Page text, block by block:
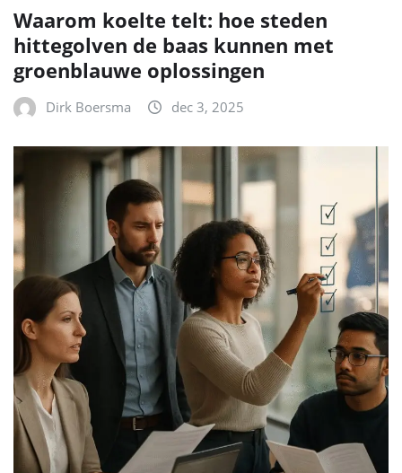
Waarom koelte telt: hoe steden
hittegolven de baas kunnen met
groenblauwe oplossingen
Dirk Boersma dec 3, 2025